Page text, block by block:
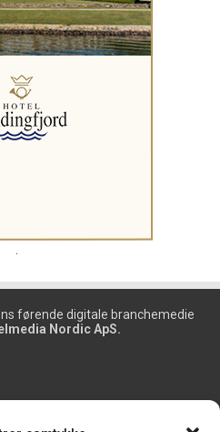
førende digitale branchemedie
Nordic ApS.